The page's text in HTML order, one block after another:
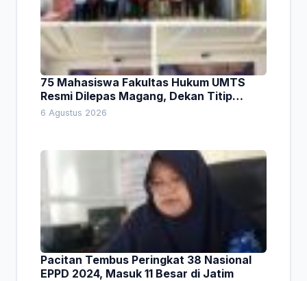
75 Mahasiswa Fakultas Hukum UMTS
Resmi Dilepas Magang, Dekan Titip
Empat Pesan Penting
6 Agustus 2026
Pacitan Tembus Peringkat 38 Nasional
EPPD 2024, Masuk 11 Besar di Jatim